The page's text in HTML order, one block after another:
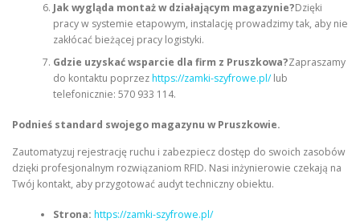
Jak wygląda montaż w działającym magazynie?Dzięki
pracy w systemie etapowym, instalację prowadzimy tak, aby nie
zakłócać bieżącej pracy logistyki.
Gdzie uzyskać wsparcie dla firm z Pruszkowa?Zapraszamy
do kontaktu poprzezhttps://zamki-szyfrowe.pl/lub
telefonicznie: 570 933 114.
Podnieś standard swojego magazynu w Pruszkowie.
Zautomatyzuj rejestrację ruchu i zabezpiecz dostęp do swoich zasobów
dzięki profesjonalnym rozwiązaniom RFID. Nasi inżynierowie czekają na
Twój kontakt, aby przygotować audyt techniczny obiektu.
Strona: https://zamki-szyfrowe.pl/